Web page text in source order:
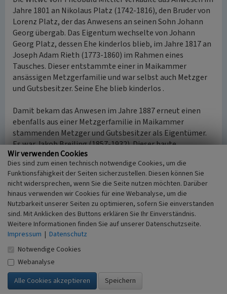
Jahre 1801 an Nikolaus Platz (1742-1816), den Bruder von
Lorenz Platz, der das Anwesens an seinen Sohn Johann
Georg übergab. Das Eigentum wechselte von Johann
Georg Platz, dessen Ehe kinderlos blieb, im Jahre 1817 an
Joseph Adam Rieth (1773-1860) im Rahmen eines
Tausches. Dieser entstammte einer in Maikammer
ansässigen Metzgerfamilie und war selbst auch Metzger
und Gutsbesitzer. Seine Ehe blieb kinderlos .
Damit bekam das Anwesen im Jahre 1887 erneut einen
ebenfalls aus einer Metzgerfamilie in Maikammer
stammenden Metzger und Gutsbesitzer als Eigentümer.
Es war Jakob Breiling (1857-1932). Dieser baute
Wirtschaftsgebäude und Kellergewölbe im Jahre 1893 aus.
Danach übernahmen seine Söhne Peter Ludwig Alfred
Breiling (1892-1952) und Hermann Breiling (1895-1965)
das Anwesen.
Im Jahre 1925 wurde der „Überbau“ erstellt, der Torbogen
wurde abgebaut, dem Haupthaus nördlich ein kleiner
Anbau für ein Treppenhaus zum Überbau angefügt. Der
Überbau diente als Büro. Das Kellervolumen
(Weinlagerung) war inzwischen durch den Einbau von
„Zementfässern“ auf etwa 400 000 Liter angewachsen. Der
Weinhandel florierte.
Wir verwenden Cookies
Dies sind zum einen technisch notwendige Cookies, um die
Funktionsfähigkeit der Seiten sicherzustellen. Diesen können Sie
nicht widersprechen, wenn Sie die Seite nutzen möchten. Darüber
hinaus verwenden wir Cookies für eine Webanalyse, um die
Nutzbarkeit unserer Seiten zu optimieren, sofern Sie einverstanden
sind. Mit Anklicken des Buttons erklären Sie Ihr Einverständnis.
Weitere Informationen finden Sie auf unserer Datenschutzseite.
Impressum | Datenschutz
Notwendige Cookies
Webanalyse